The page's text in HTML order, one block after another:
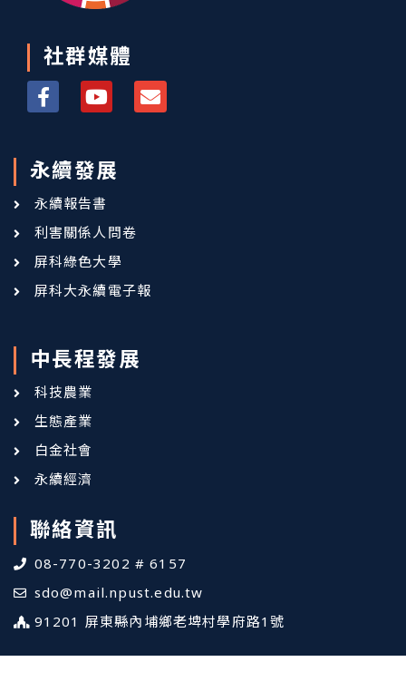
社群媒體
永續發展
永續報告書
利害關係人問卷
屏科綠色大學
屏科大永續電子報
中長程發展
科技農業
生態產業
白金社會
永續經濟
聯絡資訊
08-770-3202 # 6157
sdo@mail.npust.edu.tw
91201 屏東縣內埔鄉老埤村學府路1號